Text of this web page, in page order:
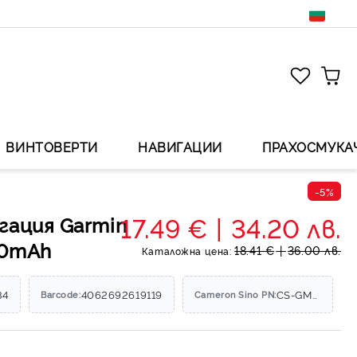
ВИНТОВЕРТИ НАВИГАЦИИ
Garmin
-5%
17.49 € 34.20 лв.
Каталожна цена: 18.41 € 36.00 лв.
Barcode:4062692619119 Cameron Sino PN: